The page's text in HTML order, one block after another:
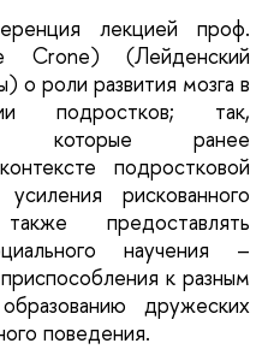
лекцией проф.
Crone) (Лейденский
о роли развития мозга в
подростков; так,
которые ранее
подростковой
рискованного
предоставлять
научения –
к разным
дружеских
поведения.